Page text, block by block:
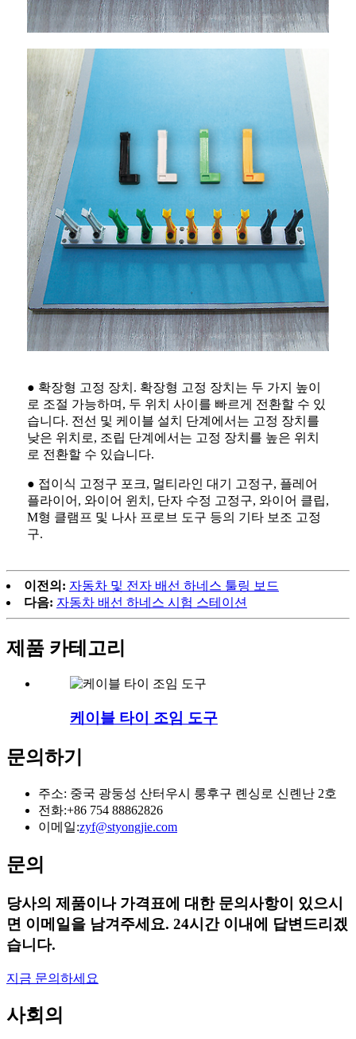
● 확장형 고정 장치. 확장형 고정 장치는 두 가지 높이
로 조절 가능하며, 두 위치 사이를 빠르게 전환할 수 있
습니다. 전선 및 케이블 설치 단계에서는 고정 장치를
낮은 위치로, 조립 단계에서는 고정 장치를 높은 위치
로 전환할 수 있습니다.
● 접이식 고정구 포크, 멀티라인 대기 고정구, 플레어
플라이어, 와이어 윈치, 단자 수정 고정구, 와이어 클립,
M형 클램프 및 나사 프로브 도구 등의 기타 보조 고정
구.
이전의: 자동차 및 전자 배선 하네스 툴링 보드
다음: 자동차 배선 하네스 시험 스테이션
제품 카테고리
케이블 타이 조임 도구
문의하기
주소: 중국 광둥성 산터우시 룽후구 롄싱로 신롄난 2호
전화:+86 754 88862826
이메일:zyf@styongjie.com
문의
당사의 제품이나 가격표에 대한 문의사항이 있으시
면 이메일을 남겨주세요. 24시간 이내에 답변드리겠
습니다.
지금 문의하세요
사회의